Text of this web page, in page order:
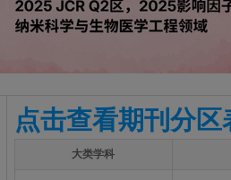
点击查看期刊分区
大类学科